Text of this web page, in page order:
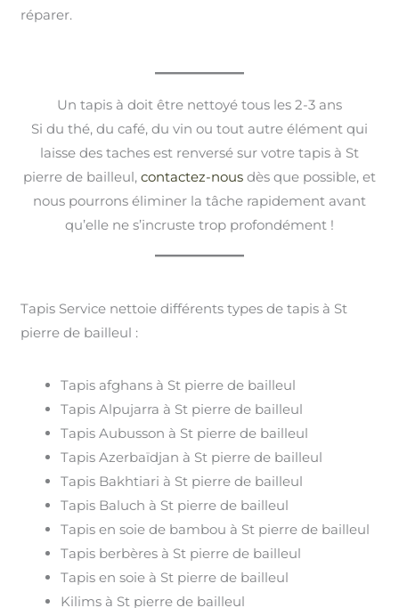
réparer.
Un tapis à doit être nettoyé tous les 2-3 ans
Si du thé, du café, du vin ou tout autre élément qui
laisse des taches est renversé sur votre tapis à St
pierre de bailleul, contactez-nous dès que possible, et
nous pourrons éliminer la tâche rapidement avant
qu’elle ne s’incruste trop profondément !
Tapis Service nettoie différents types de tapis à St
pierre de bailleul :
Tapis afghans à St pierre de bailleul
Tapis Alpujarra à St pierre de bailleul
Tapis Aubusson à St pierre de bailleul
Tapis Azerbaïdjan à St pierre de bailleul
Tapis Bakhtiari à St pierre de bailleul
Tapis Baluch à St pierre de bailleul
Tapis en soie de bambou à St pierre de bailleul
Tapis berbères à St pierre de bailleul
Tapis en soie à St pierre de bailleul
Kilims à St pierre de bailleul